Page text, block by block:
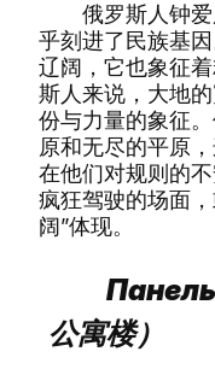
俄罗斯人钟爱
乎刻进了民族基
辽阔，它也象征
斯人来说，大地
份与力量的象征
原和无尽的平原
在他们对规则的
疯狂驾驶的场面
阔”体现。
公寓楼）